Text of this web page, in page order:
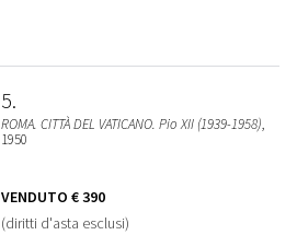
5
ROMA. CITTÀ DEL VATICANO. Pio XII (1939-1958),
1950
VENDUTO € 390
(diritti d'asta esclusi)